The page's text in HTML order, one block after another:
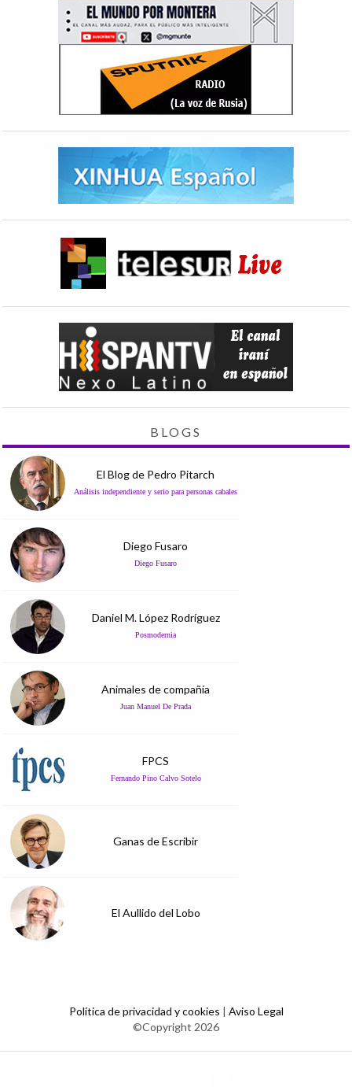
BLOGS
El Blog de Pedro Pitarch
Análisis independiente y serio para personas cabales
Diego Fusaro
Diego Fusaro
Daniel M. López Rodríguez
Posmodernia
Animales de compañía
Juan Manuel De Prada
FPCS
Fernando Pino Calvo Sotelo
Ganas de Escribir
El Aullido del Lobo
Política de privacidad y cookies | Aviso Legal
©Copyright 2026